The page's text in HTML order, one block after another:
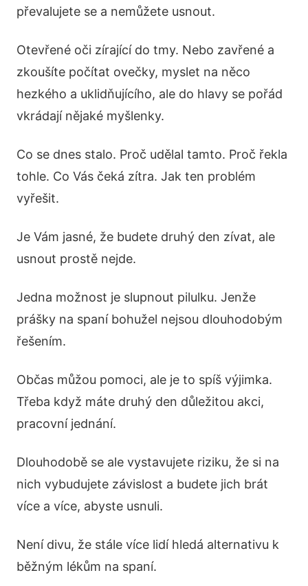
převalujete se a nemůžete usnout.
Otevřené oči zírající do tmy. Nebo zavřené a
zkoušíte počítat ovečky, myslet na něco
hezkého a uklidňujícího, ale do hlavy se pořád
vkrádají nějaké myšlenky.
Co se dnes stalo. Proč udělal tamto. Proč řekla
tohle. Co Vás čeká zítra. Jak ten problém
vyřešit.
Je Vám jasné, že budete druhý den zívat, ale
usnout prostě nejde.
Jedna možnost je slupnout pilulku. Jenže
prášky na spaní bohužel nejsou dlouhodobým
řešením.
Občas můžou pomoci, ale je to spíš výjimka.
Třeba když máte druhý den důležitou akci,
pracovní jednání.
Dlouhodobě se ale vystavujete riziku, že si na
nich vybudujete závislost a budete jich brát
více a více, abyste usnuli.
Není divu, že stále více lidí hledá alternativu k
běžným lékům na spaní.